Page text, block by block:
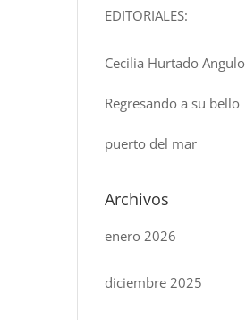
EDITORIALES:
Cecilia Hurtado Angulo
Regresando a su bello
puerto del mar
Archivos
enero 2026
diciembre 2025